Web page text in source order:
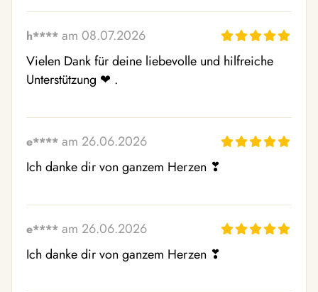
h**** am 08.07.2026
Vielen Dank für deine liebevolle und hilfreiche
Unterstützung ❤ ️.
e**** am 26.06.2026
Ich danke dir von ganzem Herzen ❣ ️
e**** am 26.06.2026
Ich danke dir von ganzem Herzen ❣ ️